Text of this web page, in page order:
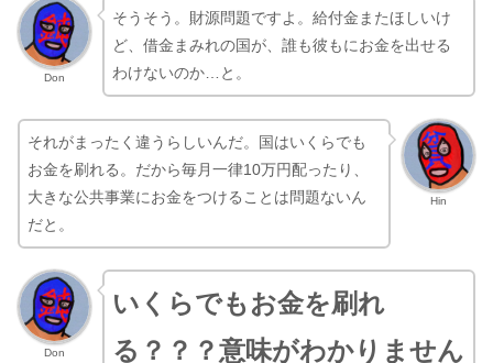
Don
そうそう。財源問題ですよ。給付金またほしいけ
ど、借金まみれの国が、誰も彼もにお金を出せる
Hin
それがまったく違うらしいんだ。国はいくらでも
お金を刷れる。だから毎月一律10万円配ったり、
大きな公共事業にお金をつけることは問題ないん
Don
いくらでもお金を刷れ
る？？？意味がわかりません